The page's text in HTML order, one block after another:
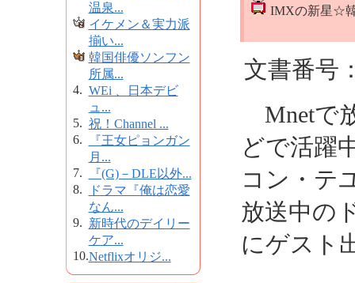
温泉...
イケメン＆実力派
揃い...
韓国俳優ソンフン
所属...
4. WEi 、日本デビ
ュ...
5. 祝！Channel ...
6.
『王女ピョンガン
月...
7.
『(G)－DLE以外...
8.
ドラマ『俺は恋愛
なん...
9. 新時代のデイリー
ケア...
10.Netflixオリジ...
IMXの新星☆
文書番号
Mnetで
どで活躍
コン・テ
放送中の
にゲスト